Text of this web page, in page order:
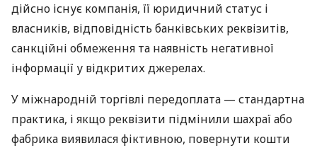
дійсно існує компанія, її юридичний статус і
власників, відповідність банківських реквізитів,
санкційні обмеження та наявність негативної
інформації у відкритих джерелах.
У міжнародній торгівлі передоплата — стандартна
практика, і якщо реквізити підмінили шахраї або
фабрика виявилася фіктивною, повернути кошти